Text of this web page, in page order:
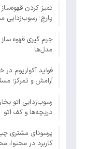
تمیز کردن
پارچ؛ رسوب‌زدایی
جرم گیری قهوه
مدل‌ها
فواید آکواریوم
آرامش و تمرکز؛
رسوب‌زدایی اتو
دریچه‌ها و کف اتو
پرسونای مشتری
کاربرد در